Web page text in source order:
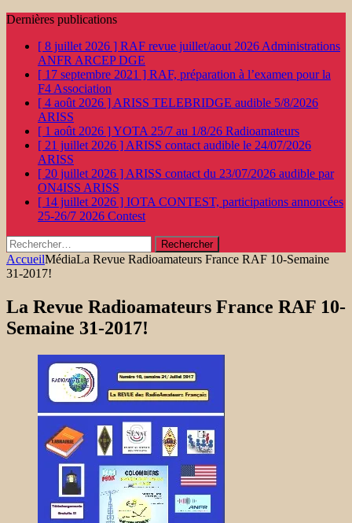
Dernières publications
[ 8 juillet 2026 ] RAF revue juillet/aout 2026 Administrations
ANFR ARCEP DGE
[ 17 septembre 2021 ] RAF, préparation à l’examen pour la
F4 Association
[ 4 août 2026 ] ARISS TELEBRIDGE audible 5/8/2026
ARISS
[ 1 août 2026 ]YOTA 25/7 au 1/8/26 Radioamateurs
[ 21 juillet 2026 ] ARISS contact audible le 24/07/2026
ARISS
[ 20 juillet 2026 ] ARISS contact du 23/07/2026 audible par
ON4ISS ARISS
[ 14 juillet 2026 ] IOTA CONTEST, participations annoncées
25-26/7 2026 Contest
Rechercher :
AccueilMédiaLa Revue Radioamateurs France RAF 10-Semaine
31-2017!
La Revue Radioamateurs France RAF 10-
Semaine 31-2017!